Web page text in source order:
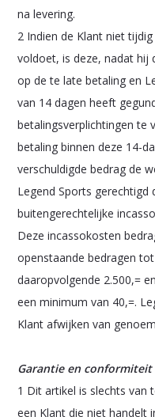
na levering.
2 Indien de Klant niet
voldoet, is deze, nadat hij
op de te late betaling en
van 14 dagen heeft
betalingsverplichtingen te
betaling binnen deze 14-
verschuldigde bedrag de
Legend Sports
buitengerechtelijke
Deze incassokosten
openstaande bedragen
daaropvolgende 2.500,=
een minimum van 40,=.
Klant afwijken van
Garantie en conformiteit
1 Dit artikel is slechts van
een Klant die niet handelt